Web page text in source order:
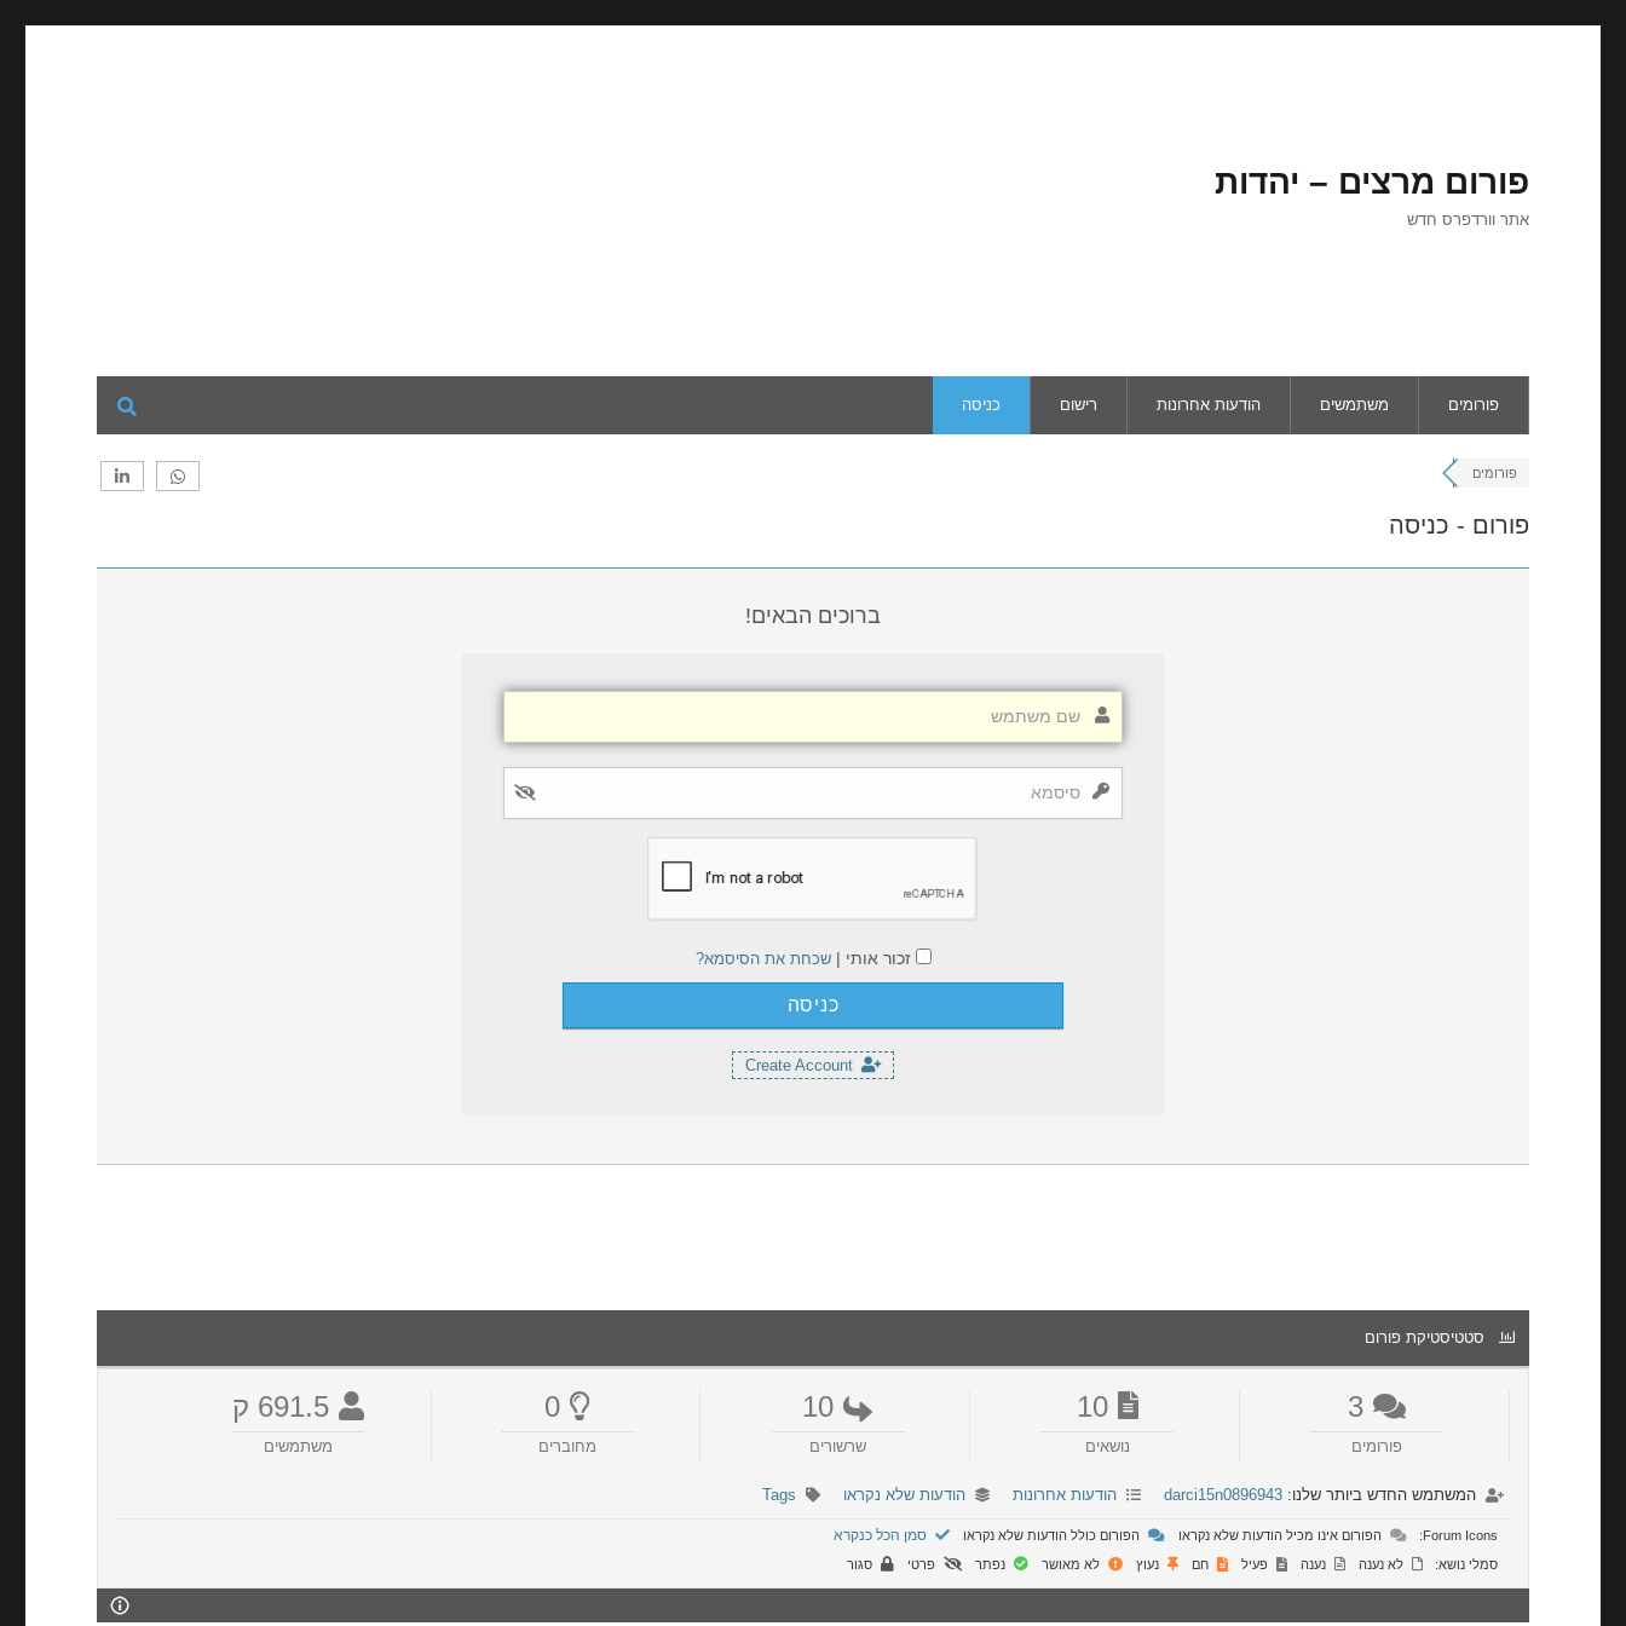
פורום מרצים – יהדות
אתר וורדפרס חדש
פורומים משתמשים הודעות אחרונות רישום כניסה
פורומים
פורום - כניסה
ברוכים הבאים!
זכור אותי |שכחת את הסיסמא?
סטטיסטיקת פורום
3
פורומים
10
נושאים
10
שרשורים
0
מחוברים
691.5 ק
משתמשים
המשתמש החדש ביותר שלנו:darci15n0896943 הודעות אחרונות הודעות שלא נקראו Tags
Forum Icons: הפורום אינו מכיל הודעות שלא נקראו הפורום כולל הודעות שלא נקראו סמן הכל כנקרא
סמלי נושא: לא נענה נענה פעיל חם נעוץ לא מאושר נפתר פרטי סגור